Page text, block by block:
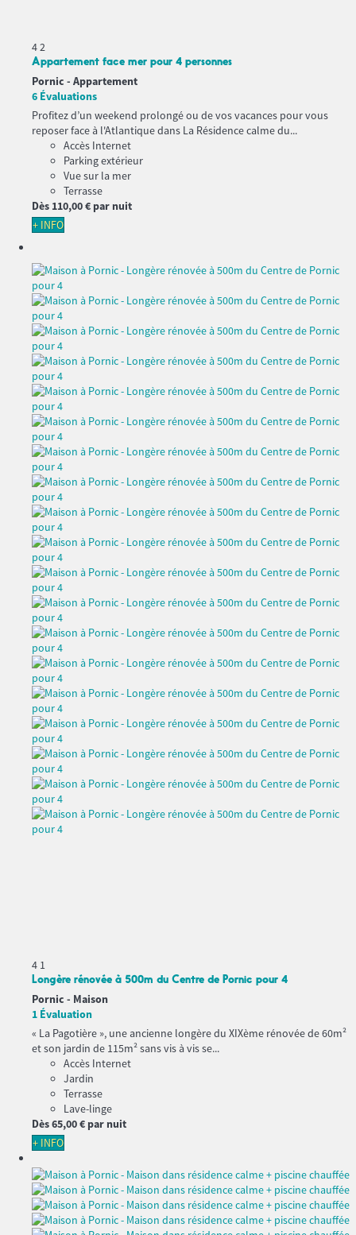
42
Appartement face mer pour 4 personnes
Pornic - Appartement
6 Évaluations
Profitez d’un weekend prolongé ou de vos vacances pour vous
reposer face à l'Atlantique dans La Résidence calme du...
Accès Internet
Parking extérieur
Vue sur la mer
Terrasse
Dès 110,00 € par nuit
+ INFO
4 1
Longère rénovée à 500m du Centre de Pornic pour 4
Pornic - Maison
1 Évaluation
« La Pagotière », une ancienne longère du XIXème rénovée de 60m²
et son jardin de 115m² sans vis à vis se...
Accès Internet
Jardin
Terrasse
Lave-linge
Dès65,00 € par nuit
+ INFO